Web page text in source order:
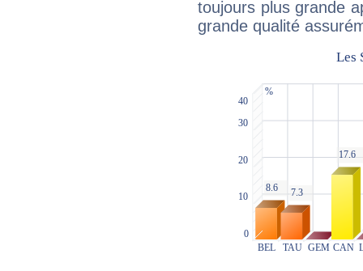
toujours plus grande
grande qualité